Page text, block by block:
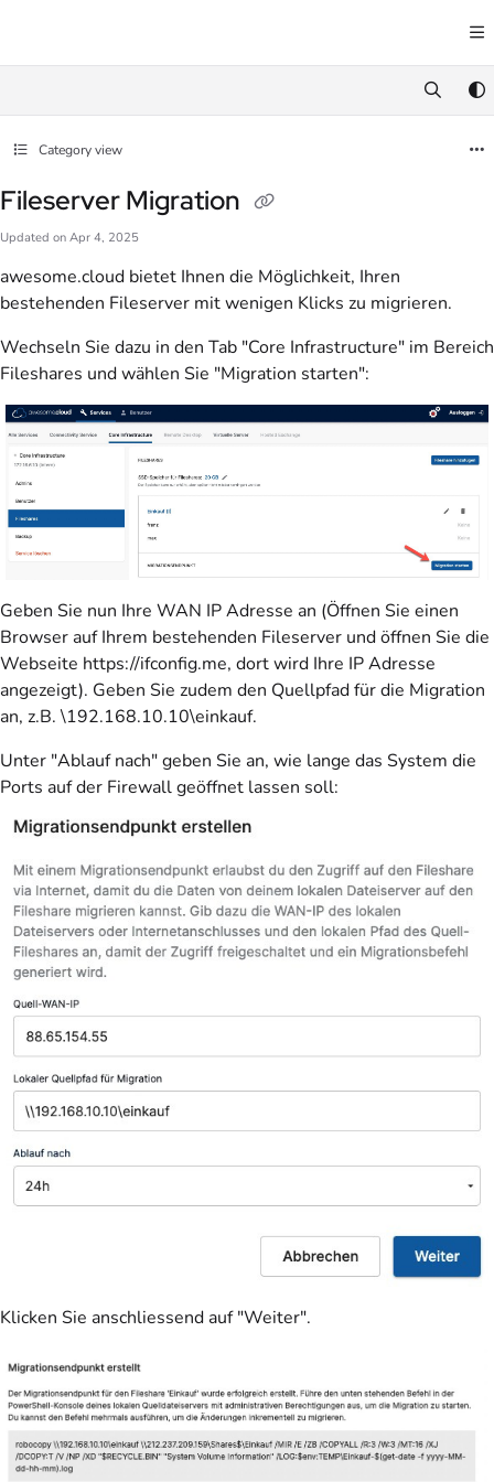
https://docs.awesome.cloud/llms.txt
Category view
Fileserver Migration
Updated on Apr 4, 2025
awesome.cloud bietet Ihnen die Möglichkeit, Ihren
bestehenden Fileserver mit wenigen Klicks zu migrieren.
Wechseln Sie dazu in den Tab "Core Infrastructure" im Bereich
Fileshares und wählen Sie "Migration starten":
Geben Sie nun Ihre WAN IP Adresse an (Öffnen Sie einen
Browser auf Ihrem bestehenden Fileserver und öffnen Sie die
Webseite https://ifconfig.me, dort wird Ihre IP Adresse
angezeigt). Geben Sie zudem den Quellpfad für die Migration
an, z.B. \192.168.10.10\einkauf.
Unter "Ablauf nach" geben Sie an, wie lange das System die
Ports auf der Firewall geöffnet lassen soll:
Klicken Sie anschliessend auf "Weiter".